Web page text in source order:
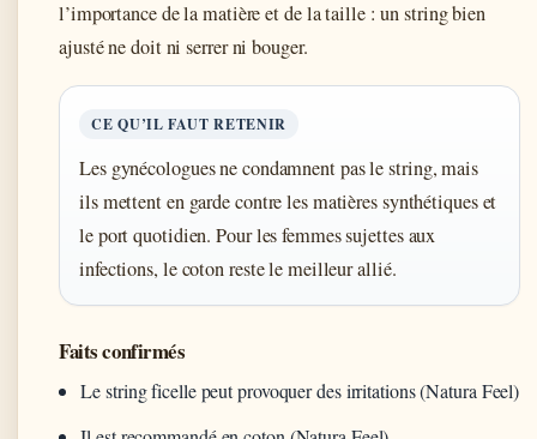
l’importance de la matière et de la taille : un string bien
ajusté ne doit ni serrer ni bouger.
CE QU’IL FAUT RETENIR
Les gynécologues ne condamnent pas le string, mais
ils mettent en garde contre les matières synthétiques et
le port quotidien. Pour les femmes sujettes aux
infections, le coton reste le meilleur allié.
Faits confirmés
Le string ficelle peut provoquer des irritations (Natura Feel)